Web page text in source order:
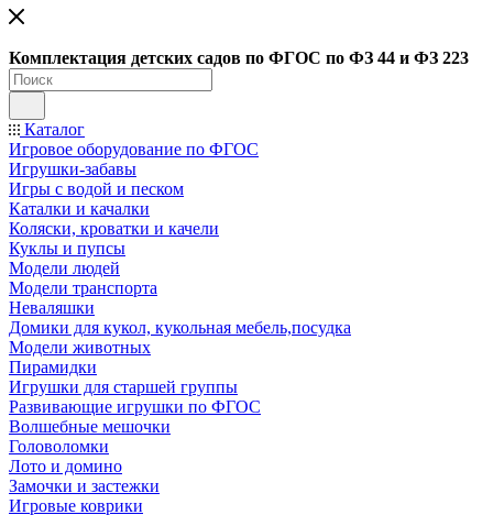
Комплектация детских садов по ФГОC по ФЗ 44 и ФЗ 223
Каталог
Игровое оборудование по ФГОС
Игрушки-забавы
Игры с водой и песком
Каталки и качалки
Коляски, кроватки и качели
Куклы и пупсы
Модели людей
Модели транспорта
Неваляшки
Домики для кукол, кукольная мебель,посудка
Модели животных
Пирамидки
Игрушки для старшей группы
Развивающие игрушки по ФГОС
Волшебные мешочки
Головоломки
Лото и домино
Замочки и застежки
Игровые коврики